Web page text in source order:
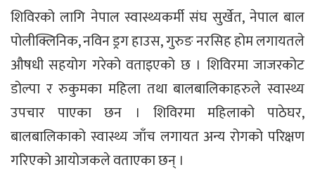
शिविरको लागि नेपाल स्वास्थ्यकर्मी संघ सुर्खेत, नेपाल बाल
पोलीक्लिनिक, नविन ड्रग हाउस, गुरुङ नरसिह होम लगायतले
औषधी सहयोग गरेको वताइएको छ । शिविरमा जाजरकोट
डोल्पा र रुकुमका महिला तथा बालबालिकाहरुले स्वास्थ्य
उपचार पाएका छन । शिविरमा महिलाको पाठेघर,
बालबालिकाको स्वास्थ्य जाँच लगायत अन्य रोगको परिक्षण
गरिएको आयोजकले वताएका छन् ।